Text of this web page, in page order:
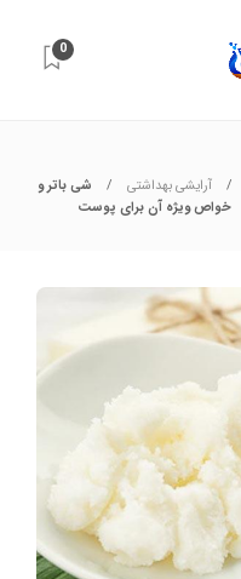
0
آرایشی بهداشتی
شی باتر و
خواص ویژه آن برای پوست